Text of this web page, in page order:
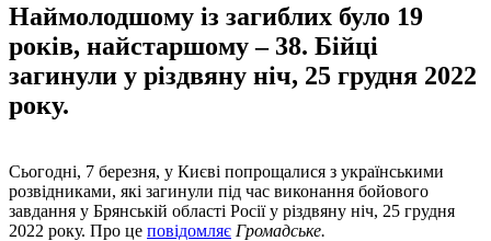
Наймолодшому із загиблих було 19
років, найстаршому – 38. Бійці
загинули у різдвяну ніч, 25 грудня 2022
року.
Сьогодні, 7 березня, у Києві попрощалися з українськими
розвідниками, які загинули під час виконання бойового
завдання у Брянській області Росії у різдвяну ніч, 25 грудня
2022 року. Про це повідомляє Громадське.